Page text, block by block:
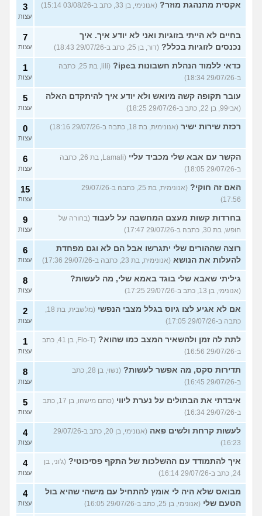
אקסית מתנהגת מוזר? (אנונימי, בן 33, כתב ב-03/08/26 15:14) 3
עצות
בחיים לא הייתי בזוגיות ואני לא יודע איך. איך
נכנסים לזוגיות בכלל? (דור, בן 25, כתב ב-29/07/26 18:43)
7
עצות
כדאי ללמוד הנהלת חשבונות בipc?
(lili, בת 25, כתבה
ב-29/07/26 18:34)
1
עצות
עובר תקופה קשה מיואש ולא יודע איך להיתקדם האלה
(אבי99, בן 22, כתב ב-29/07/26 18:25)
5
עצות
רכזת שירות ישיר (אנונימית, בת 18, כתבה ב-29/07/26 18:16) 0
עצות
הקשר עם אבא שלי מכביד עליי
(Lamali, בת 26, כתבה
ב-29/07/26 18:05)
6
עצות
האם זה חוקי?
(אנונימית, בת 25, כתבה ב-29/07/26
17:56)
15
עצות
בחרדות קשות מעצם המחשבה על לעבוד (בחורה של
חופש, בת 30, כתבה ב-29/07/26 17:47)
9
עצות
רוצה שההורים שלי יתגרשו אבל הם לא וגם מפחדת
להעלות את הנושא (אנונימית, בת 23, כתבה ב-29/07/26 17:36)
6
עצות
גיליתי שאבא שלי בוגד באמא שלי, מה לעשות?
(אנונימי, בן 13, כתב ב-29/07/26 17:25)
8
עצות
אם לא אגיע לצו גיוס בגלל מצבי הנפשי
(מלשבית, בת 18,
כתבה ב-29/07/26 17:05)
2
עצות
לתת לה זמן ולהשאיר המצב כמו שהוא?
(Flo-T, בן 41, כתב
ב-29/07/26 16:56)
1
עצות
תדירות סקס, מה אפשר לעשות?
(נשוי, בן 28, כתב
ב-29/07/26 16:45)
8
עצות
איבדתי את הבתולים על נערת ליווי
(סתם מישהו, בן 17, כתב
ב-29/07/26 16:34)
5
עצות
לעשות קרחת ולשים פאה
(אנונימי, בן 20, כתב ב-29/07/26
16:23)
4
עצות
איך להתמודד עם ההשלכות של התקף פסיכוטי? (ג'וני, בן
24, כתב ב-29/07/26 16:14)
4
עצות
מבואס שלא היה לי אומץ להתחיל עם מישהי שהיא בול
הטעם שלי (אנונימי, בן 25, כתב ב-29/07/26 16:05)
4
עצות